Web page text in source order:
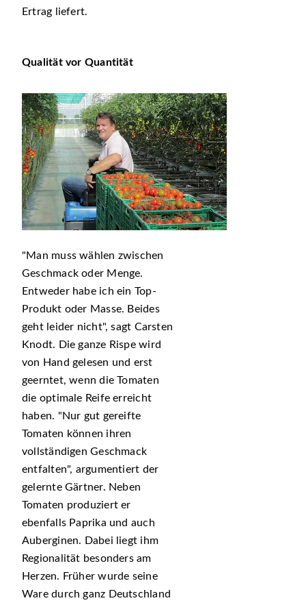
Ertrag liefert.
Qualität vor Quantität
Man muss wählen zwischen
Geschmack oder Menge.
Entweder habe ich ein Top-
Produkt oder Masse. Beides
geht leider nicht , sagt Carsten
Knodt. Die ganze Rispe wird
von Hand gelesen und erst
geerntet, wenn die Tomaten
die optimale Reife erreicht
haben.
Nur gut gereifte
Tomaten können ihren
vollständigen Geschmack
entfalten , argumentiert der
gelernte Gärtner. Neben
Tomaten produziert er
ebenfalls Paprika und auch
Auberginen. Dabei liegt ihm
Regionalität besonders am
Herzen. Früher wurde seine
Ware durch ganz Deutschland